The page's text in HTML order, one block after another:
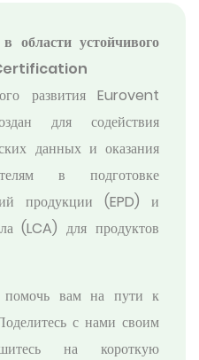
устойчивого
развития Eurovent
для содействия
данных и оказания
в подготовке
продукции (EPD) и
(LCA) для продуктов
помочь вам на пути к
с нами своим
на короткую